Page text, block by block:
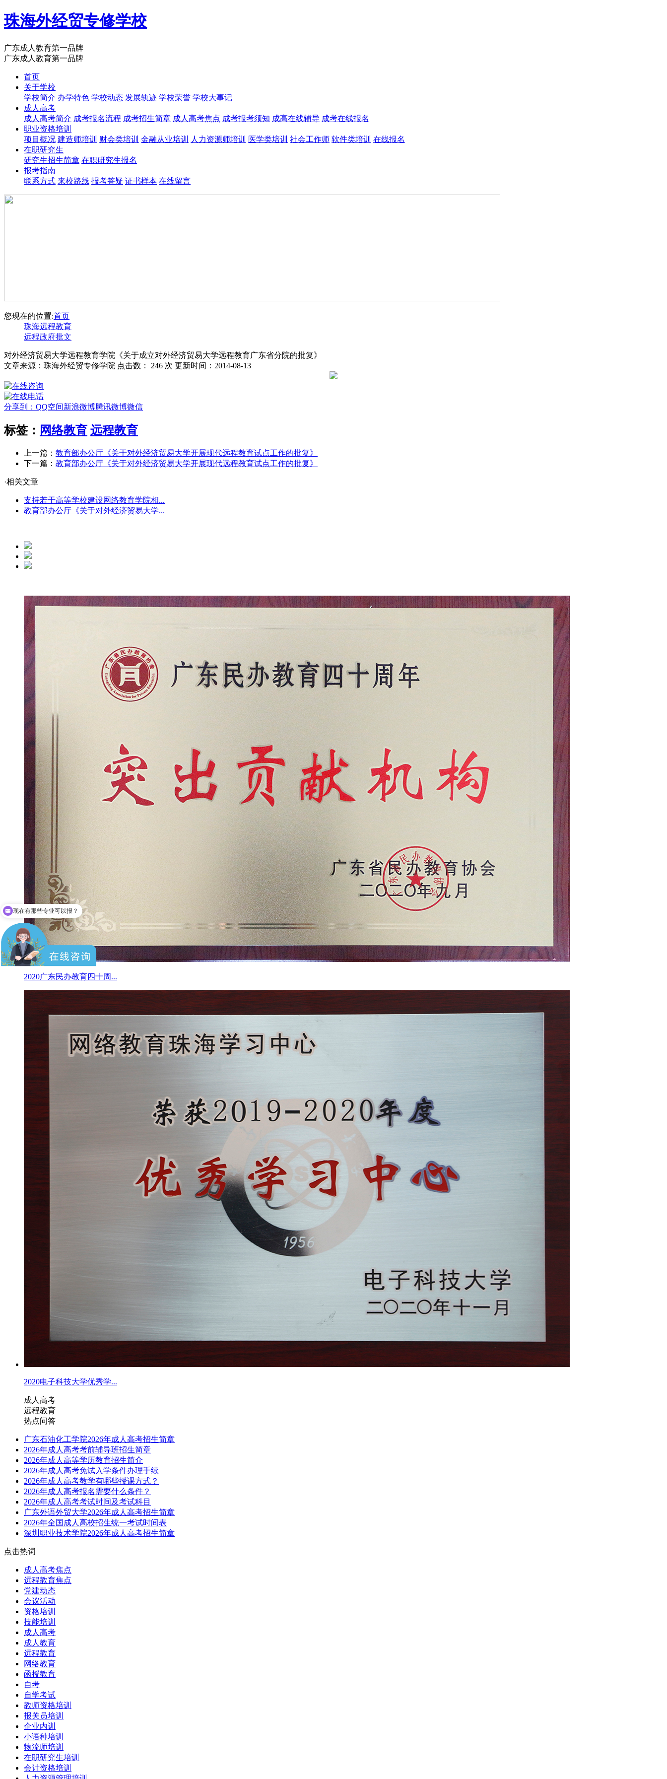
珠海外经贸专修学校
广东成人教育第一品牌
广东成人教育第一品牌
首页
关于学校
学校简介 办学特色 学校动态 发展轨迹 学校荣誉 学校大事记
成人高考
成人高考简介 成考报名流程 成考招生简章 成人高考焦点 成考报考须知 成高在线辅导 成考在线报名
职业资格培训
项目概况 建造师培训 财会类培训 金融从业培训 人力资源师培训 医学类培训 社会工作师 软件类培训 在线报名
在职研究生
研究生招生简章 在职研究生报名
报考指南
联系方式 来校路线 报考答疑 证书样本 在线留言
您现在的位置:首页
珠海远程教育
远程政府批文
对外经济贸易大学远程教育学院《关于成立对外经济贸易大学远程教育广东省分院的批复》
文章来源：珠海外经贸专修学院 点击数： 246 次 更新时间：2014-08-13
分享到： QQ空间新浪微博腾讯微博微信
标签： 网络教育 远程教育
上一篇： 教育部办公厅《关于对外经济贸易大学开展现代远程教育试点工作的批复》
下一篇： 教育部办公厅《关于对外经济贸易大学开展现代远程教育试点工作的批复》
·相关文章
支持若干高等学校建设网络教育学院相...
教育部办公厅《关于对外经济贸易大学...
2020广东民办教育四十周...
2020电子科技大学优秀学...
成人高考
远程教育
热点问答
广东石油化工学院2026年成人高考招生简章
2026年成人高考考前辅导班招生简章
2026年成人高等学历教育招生简介
2026年成人高考免试入学条件办理手续
2026年成人高考教学有哪些授课方式？
2026年成人高考报名需要什么条件？
2026年成人高考考试时间及考试科目
广东外语外贸大学2026年成人高考招生简章
2026年全国成人高校招生统一考试时间表
深圳职业技术学院2026年成人高考招生简章
点击热词
成人高考焦点
远程教育焦点
党建动态
会议活动
资格培训
技能培训
成人高考
成人教育
远程教育
网络教育
函授教育
自考
自学考试
教师资格培训
报关员培训
企业内训
小语种培训
物流师培训
在职研究生培训
会计资格培训
现在有那些专业可以报？
报名需要哪些资料？